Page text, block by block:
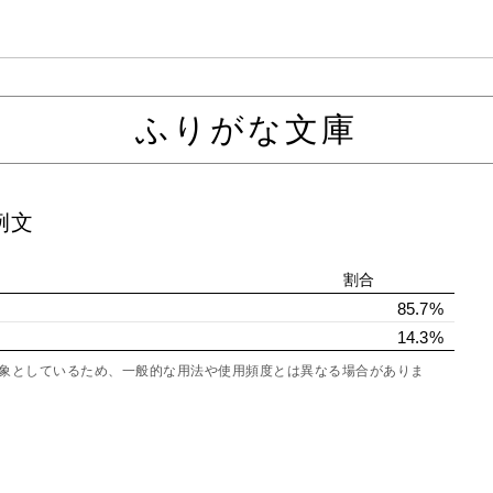
ふりがな文庫
文
割合
85.7%
14.3%
しているため、一般的な用法や使用頻度とは異なる場合がありま